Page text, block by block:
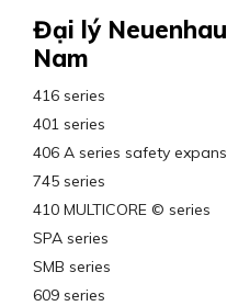
Đại lý
Nam
416 series
401 series
406 A series safety
745 series
410 MULTICORE © series
SPA series
SMB series
609 series